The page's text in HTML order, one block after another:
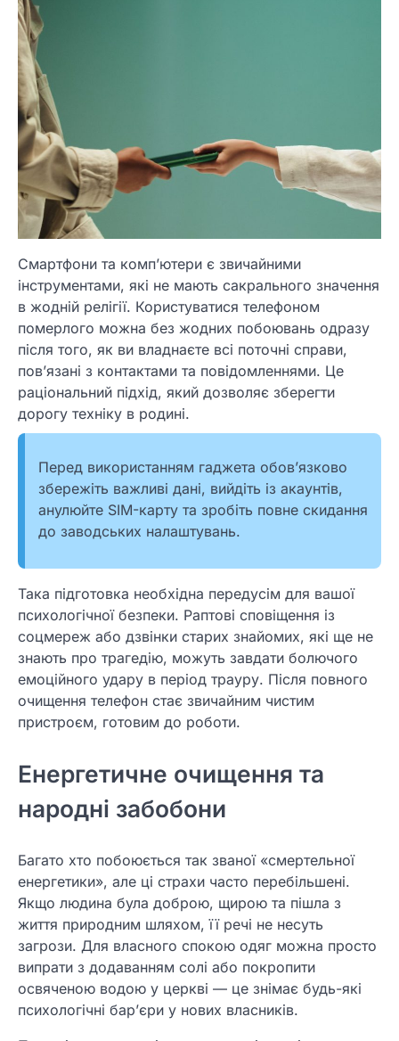
Смартфони та комп’ютери є звичайними
інструментами, які не мають сакрального значення
в жодній релігії. Користуватися телефоном
померлого можна без жодних побоювань одразу
після того, як ви владнаєте всі поточні справи,
пов’язані з контактами та повідомленнями. Це
раціональний підхід, який дозволяє зберегти
дорогу техніку в родині.
Перед використанням гаджета обов’язково
збережіть важливі дані, вийдіть із акаунтів,
анулюйте SIM-карту та зробіть повне скидання
до заводських налаштувань.
Така підготовка необхідна передусім для вашої
психологічної безпеки. Раптові сповіщення із
соцмереж або дзвінки старих знайомих, які ще не
знають про трагедію, можуть завдати болючого
емоційного удару в період трауру. Після повного
очищення телефон стає звичайним чистим
пристроєм, готовим до роботи.
Енергетичне очищення та
народні забобони
Багато хто побоюється так званої «смертельної
енергетики», але ці страхи часто перебільшені.
Якщо людина була доброю, щирою та пішла з
життя природним шляхом, її речі не несуть
загрози. Для власного спокою одяг можна просто
випрати з додаванням солі або покропити
освяченою водою у церкві — це знімає будь-які
психологічні бар’єри у нових власників.